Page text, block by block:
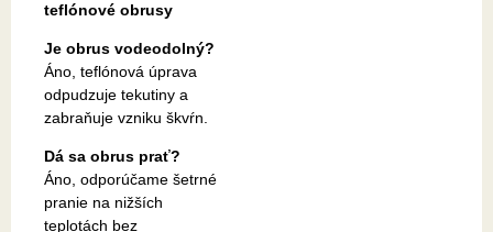
teflónové obrusy
Je obrus vodeodolný?
Áno, teflónová úprava
odpudzuje tekutiny a
zabraňuje vzniku škvŕn.
Dá sa obrus prať?
Áno, odporúčame šetrné
pranie na nižších
teplotách bez